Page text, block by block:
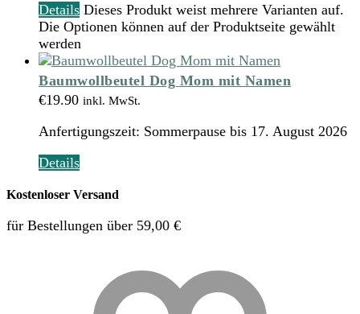
Details Dieses Produkt weist mehrere Varianten auf.
Die Optionen können auf der Produktseite gewählt
werden
Baumwollbeutel Dog Mom mit Namen
€19.90 inkl. MwSt.
Anfertigungszeit: Sommerpause bis 17. August 2026
Details
Kostenloser Versand
für Bestellungen über 59,00 €